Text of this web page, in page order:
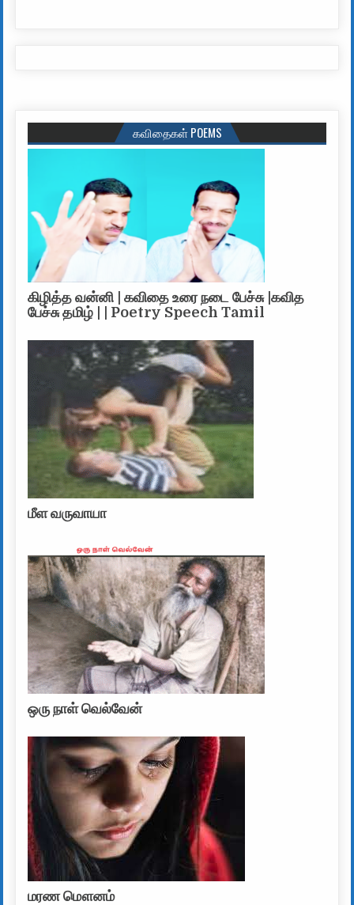
கவிதைகள் POEMS
கிழித்த வன்னி | கவிதை உரை நடை பேச்சு |கவித
பேச்சு தமிழ் | | Poetry Speech Tamil
மீள வருவாயா
ஒரு நாள் வெல்வேன்
மரண மௌனம்